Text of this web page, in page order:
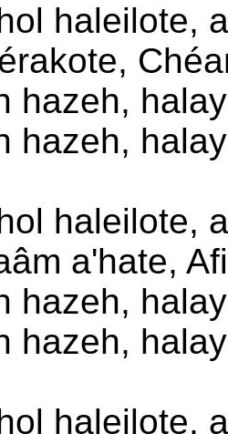
haleilote,
hazeh,
hazeh,
haleilote,
a'hate,
hazeh,
hazeh,
haleilote,